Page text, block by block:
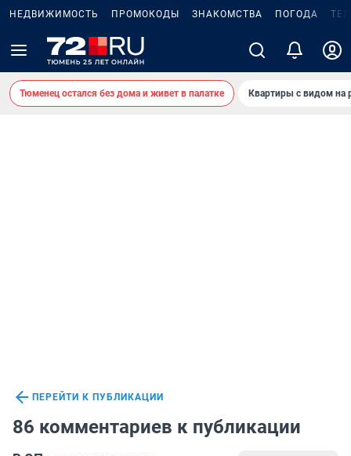
НЕДВИЖИМОСТЬ ПРОМОКОДЫ ЗНАКОМСТВА ПОГОДА
Тюменец остался без дома и живет в палатке Квартиры с видом на
ПЕРЕЙТИ К ПУБЛИКАЦИИ
86 комментариев к публикации